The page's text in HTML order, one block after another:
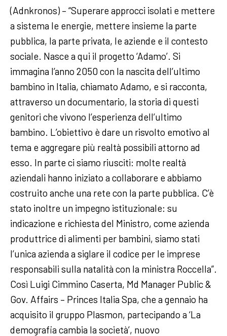
(Adnkronos) – “Superare approcci isolati e mettere
a sistema le energie, mettere insieme la parte
pubblica, la parte privata, le aziende e il contesto
sociale. Nasce a qui il progetto ‘Adamo’. Si
immagina l’anno 2050 con la nascita dell’ultimo
bambino in Italia, chiamato Adamo, e si racconta,
attraverso un documentario, la storia di questi
genitori che vivono l’esperienza dell’ultimo
bambino. L’obiettivo è dare un risvolto emotivo al
tema e aggregare più realtà possibili attorno ad
esso. In parte ci siamo riusciti: molte realtà
aziendali hanno iniziato a collaborare e abbiamo
costruito anche una rete con la parte pubblica. C’è
stato inoltre un impegno istituzionale: su
indicazione e richiesta del Ministro, come azienda
produttrice di alimenti per bambini, siamo stati
l’unica azienda a siglare il codice per le imprese
responsabili sulla natalità con la ministra Roccella”.
Così Luigi Cimmino Caserta, Md Manager Public &
Gov. Affairs – Princes Italia Spa, che a gennaio ha
acquisito il gruppo Plasmon, partecipando a ‘La
demografia cambia la società’, nuovo